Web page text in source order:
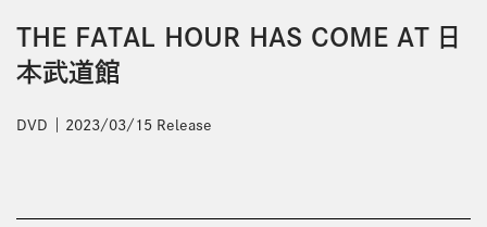
THE FATAL HOUR HAS COME AT 日
本武道館
DVD 2023/03/15 Release